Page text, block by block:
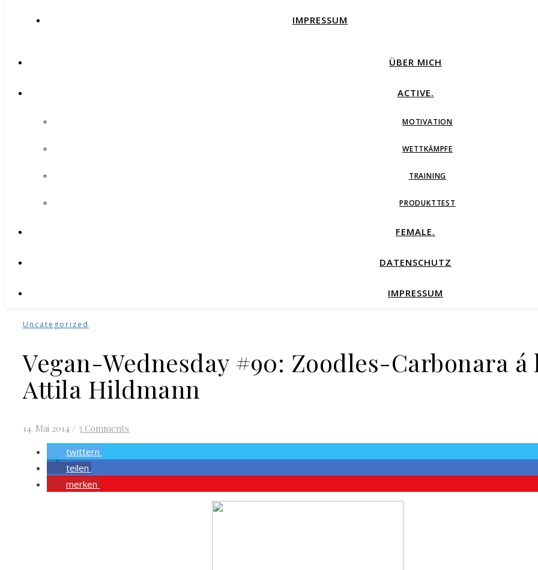
IMPRESSUM
ÜBER MICH
ACTIVE.
MOTIVATION
WETTKÄMPFE
TRAINING
PRODUKTTEST
FEMALE.
DATENSCHUTZ
IMPRESSUM
Uncategorized
Vegan-Wednesday #90: Zoodles-Carbonara á
Attila Hildmann
14. Mai 2014 / 3 Comments
twittern
teilen
merken